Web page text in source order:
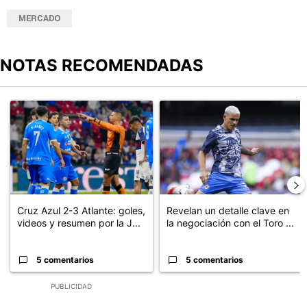
MERCADO
NOTAS RECOMENDADAS
PUBLICIDAD
Un artículo de tendencia con el título "Cruz Azul 2-3 Atlante:
Cruz Azul 2-3 Atlante: goles,
videos y resumen por la J...
5 comentarios
Un artículo de tendencia con
Revelan un detalle clave en
la negociación con el Toro ...
5 comentarios